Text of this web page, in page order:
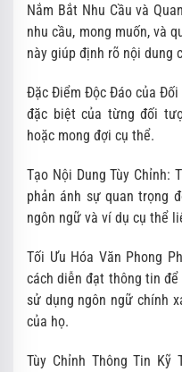
Nắm Bắt Nhu Cầu và
nhu cầu, mong muốn, và
này giúp định rõ nội dung
Đặc Điểm Độc Đáo của
đặc biệt của từng đối
hoặc mong đợi cụ thể.
Tạo Nội Dung Tùy Chỉnh:
phản ánh sự quan trọng
ngôn ngữ và ví dụ cụ thể
Tối Ưu Hóa Văn Phong
cách diễn đạt thông tin
sử dụng ngôn ngữ chính
của họ.
Tùy Chỉnh Thông Tin